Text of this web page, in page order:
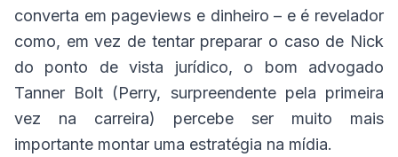
converta em pageviews e dinheiro – e é revelador
como, em vez de tentar preparar o caso de Nick
do ponto de vista jurídico, o bom advogado
Tanner Bolt (Perry, surpreendente pela primeira
vez na carreira) percebe ser muito mais
importante montar uma estratégia na mídia.